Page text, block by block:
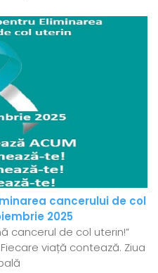
cancerului de col
2025
cancerul de col uterin!”
viață contează. Ziua